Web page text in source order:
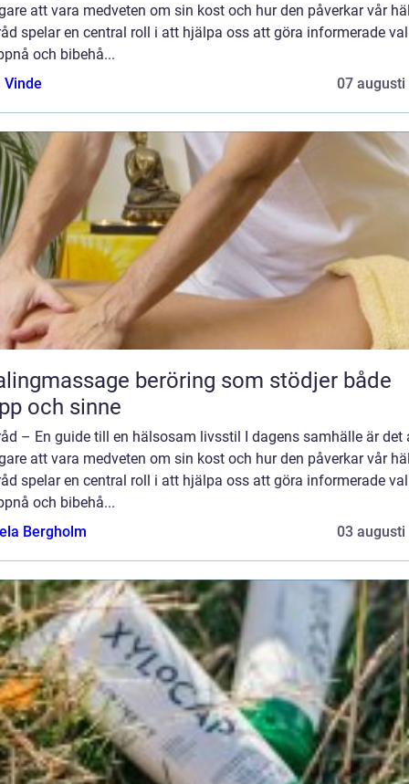
att vara medveten om sin kost och hur den påverkar vår
spelar en central roll i att hjälpa oss att göra informerade
och bibehå...
Vinde
07 augusti
beröring som stödjer både
och sinne
– En guide till en hälsosam livsstil I dagens samhälle är det
att vara medveten om sin kost och hur den påverkar vår
spelar en central roll i att hjälpa oss att göra informerade
och bibehå...
Bergholm
03 augusti